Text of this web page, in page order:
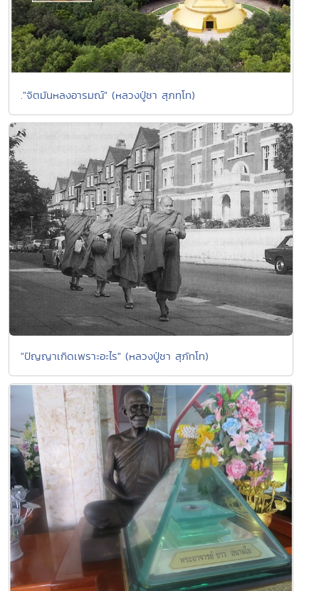
."จิตมันหลงอารมณ์" (หลวงปู่ชา สุภทฺโท)
"ปัญญาเกิดเพราะอะไร" (หลวงปู่ชา สุภัทโท)